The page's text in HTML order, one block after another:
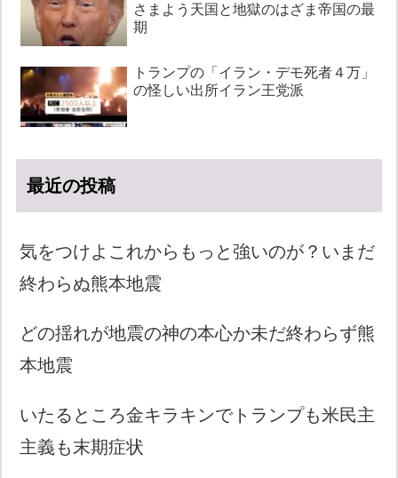
さまよう天国と地獄のはざま帝国の最
期
トランプの「イラン・デモ死者４万」
の怪しい出所イラン王党派
最近の投稿
気をつけよこれからもっと強いのが？いまだ
終わらぬ熊本地震
どの揺れが地震の神の本心か未だ終わらず熊
本地震
いたるところ金キラキンでトランプも米民主
主義も末期症状